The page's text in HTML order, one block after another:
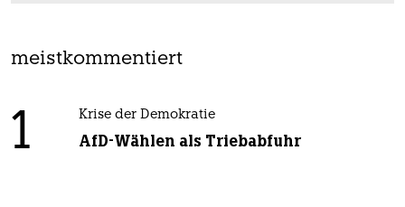
meistkommentiert
1 Krise der Demokratie
AfD-Wählen als Triebabfuhr